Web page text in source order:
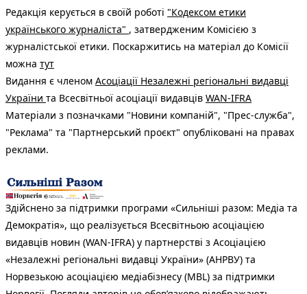
Редакція керується в своїй роботі "Кодексом етики
українського журналіста" , затвердженим Комісією з
журналістської етики. Поскаржитись на матеріал до Комісії
можна тут
Видання є членом Асоціації Незалежні регіональні видавці
України та Всесвітньої асоціації видавців WAN-IFRA
Матеріали з позначками "Новини компаній", "Прес-служба",
"Реклама" та "Партнерський проєкт" опубліковані на правах
реклами.
Здійснено за підтримки програми «Сильніші разом: Медіа та
Демократія», що реалізується Всесвітньою асоціацією
видавців новин (WAN-IFRA) у партнерстві з Асоціацією
«Незалежні регіональні видавці України» (АНРВУ) та
Норвезькою асоціацією медіабізнесу (MBL) за підтримки